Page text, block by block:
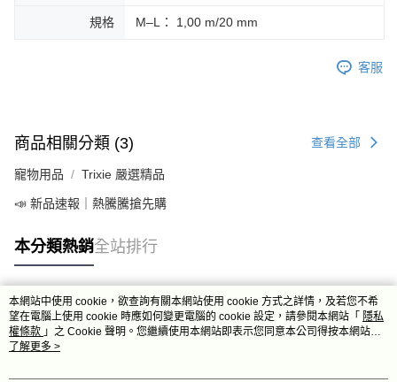
規格 M–L： 1,00 m/20 mm
客服
商品相關分類 (3) 查看全部
寵物用品 Trixie 嚴選精品
📣 新品速報｜熱騰騰搶先購
本分類熱銷全站排行
熱門標籤
本網站中使用 cookie，欲查詢有關本網站使用 cookie 方式之詳情，及若您不希
望在電腦上使用 cookie 時應如何變更電腦的 cookie 設定，請參閱本網站「 隱私
權條款 」之 Cookie 聲明。您繼續使用本網站即表示您同意本公司得按本網站使
用條款之 Cookie 聲明使用 cookie。
了解更多 >